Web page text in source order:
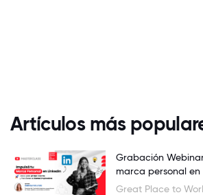
Artículos más
Grabación
marca personal en
Great Place to